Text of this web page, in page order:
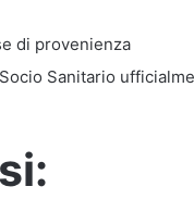
di provenienza
Sanitario